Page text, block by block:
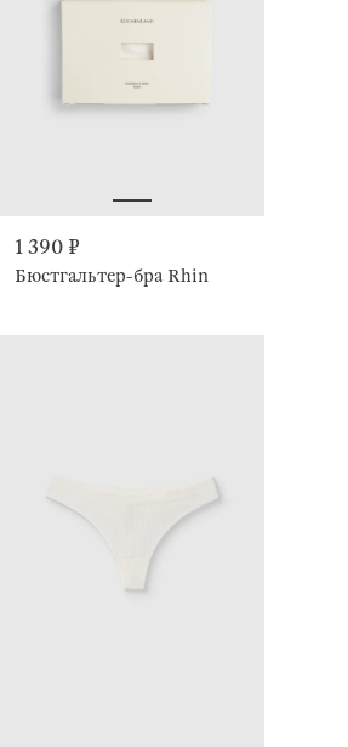
1 390 ₽
Бюстгальтер-бра Rhin